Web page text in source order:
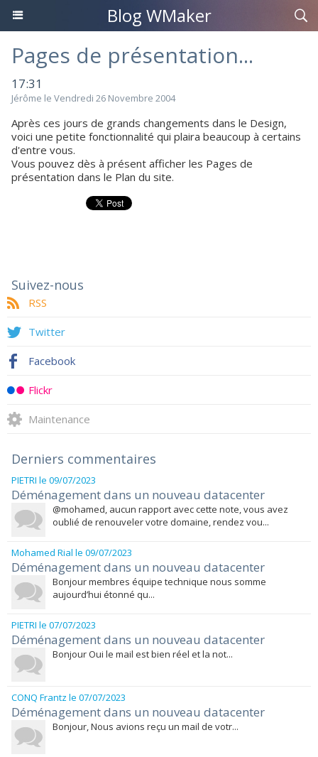
Blog WMaker
Pages de présentation...
17:31
Jérôme le Vendredi 26 Novembre 2004
Après ces jours de grands changements dans le Design,
voici une petite fonctionnalité qui plaira beaucoup à certains
d'entre vous.
Vous pouvez dès à présent afficher les Pages de
présentation dans le Plan du site.
Suivez-nous
RSS
Twitter
Facebook
Flickr
Maintenance
Derniers commentaires
PIETRI le 09/07/2023
Déménagement dans un nouveau datacenter
@mohamed, aucun rapport avec cette note, vous avez
oublié de renouveler votre domaine, rendez vou...
Mohamed Rial le 09/07/2023
Déménagement dans un nouveau datacenter
Bonjour membres équipe technique nous somme
aujourd’hui étonné qu...
PIETRI le 07/07/2023
Déménagement dans un nouveau datacenter
Bonjour Oui le mail est bien réel et la not...
CONQ Frantz le 07/07/2023
Déménagement dans un nouveau datacenter
Bonjour, Nous avions reçu un mail de votr...